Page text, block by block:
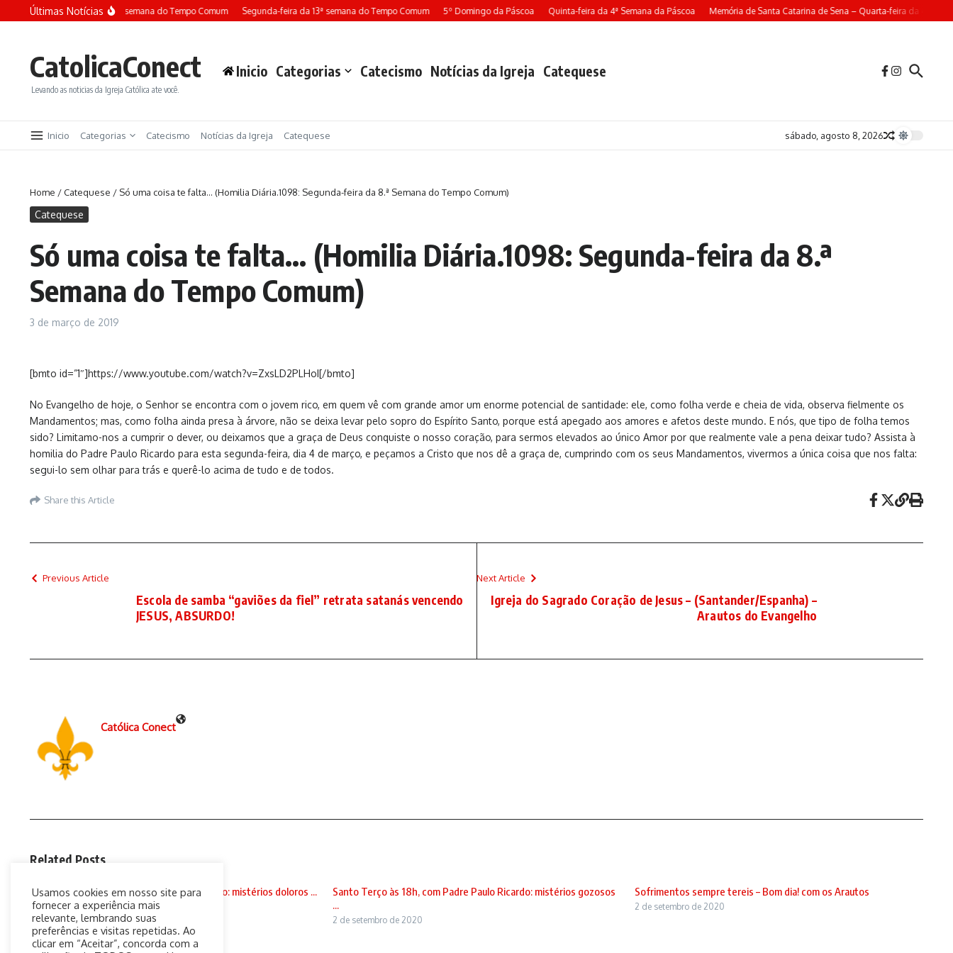
Ir para o conteúdo
Últimas Notícias
Terça-feira da 13ª semana do Tempo Comum Segunda-feira da 13ª semana do Tempo Comum 5º Domingo da Páscoa Quinta-feira da 4ª Semana da Páscoa Memória de Santa Catarina de Sena – Quarta-feira da 4ª
CatolicaConect
Levando as noticias da Igreja Católica ate você.
Inicio Categorias Catecismo Notícias da Igreja Catequese
Inicio Categorias Catecismo Notícias da Igreja Catequese sábado, agosto 8, 2026
Home /Catequese / Só uma coisa te falta… (Homilia Diária.1098: Segunda-feira da 8.ª Semana do Tempo Comum)
Catequese
Só uma coisa te falta… (Homilia Diária.1098: Segunda-feira da 8.ª
Semana do Tempo Comum)
3 de março de 2019
[bmto id=”1″]https://www.youtube.com/watch?v=ZxsLD2PLHoI[/bmto]
No Evangelho de hoje, o Senhor se encontra com o jovem rico, em quem vê com grande amor um enorme potencial de santidade: ele, como folha verde e cheia de vida, observa fielmente os
Mandamentos; mas, como folha ainda presa à árvore, não se deixa levar pelo sopro do Espírito Santo, porque está apegado aos amores e afetos deste mundo. E nós, que tipo de folha temos
sido? Limitamo-nos a cumprir o dever, ou deixamos que a graça de Deus conquiste o nosso coração, para sermos elevados ao único Amor por que realmente vale a pena deixar tudo? Assista à
homilia do Padre Paulo Ricardo para esta segunda-feira, dia 4 de março, e peçamos a Cristo que nos dê a graça de, cumprindo com os seus Mandamentos, vivermos a única coisa que nos falta:
segui-lo sem olhar para trás e querê-lo acima de tudo e de todos.
Share this Article
Previous Article
Escola de samba “gaviões da fiel” retrata satanás vencendo
JESUS, ABSURDO!
Next Article
Igreja do Sagrado Coração de Jesus – (Santander/Espanha) –
Arautos do Evangelho
Católica Conect
Related Posts
Santo Terço às 18h, com Padre Paulo Ricardo: mistérios doloros ...
2 de setembro de 2020
Santo Terço às 18h, com Padre Paulo Ricardo: mistérios gozosos
...
2 de setembro de 2020
Sofrimentos sempre tereis – Bom dia! com os Arautos
2 de setembro de 2020
Usamos cookies em nosso site para
fornecer a experiência mais
relevante, lembrando suas
preferências e visitas repetidas. Ao
clicar em “Aceitar”, concorda com a